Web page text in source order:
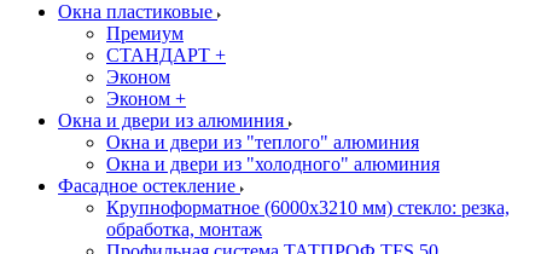
Окна пластиковые
Премиум
СТАНДАРТ +
Эконом
Эконом +
Окна и двери из алюминия
Окна и двери из "теплого" алюминия
Окна и двери из "холодного" алюминия
Фасадное остекление
Крупноформатное (6000x3210 мм) стекло: резка,
обработка, монтаж